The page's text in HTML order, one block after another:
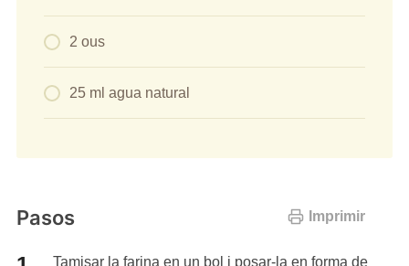
2 ous
25 ml agua natural
Imprimir
Pasos
Tamisar la farina en un bol i posar-la en forma de